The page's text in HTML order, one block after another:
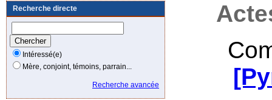
Recherche directe
Intéressé(e)
Mère, conjoint, témoins, parrain...
Recherche avancée